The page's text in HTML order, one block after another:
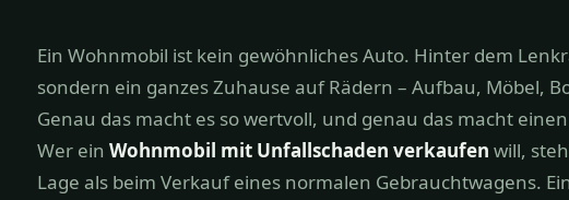
Ein Wohnmobil ist kein gewöhnliches Auto. Hinter dem
sondern ein ganzes Zuhause auf Rädern – Aufbau, Möbel,
Genau das macht es so wertvoll, und genau das macht
Wer ein Wohnmobil mit Unfallschaden verkaufen will,
Lage als beim Verkauf eines normalen Gebrauchtwagens.